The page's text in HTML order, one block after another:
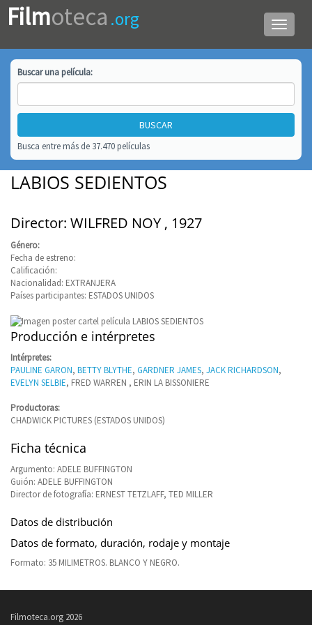
Menú
de
Filmoteca .org
Buscar unapelícula:
Busca entre más de 37.470 películas
LABIOS SEDIENTOS
Director: WILFRED NOY , 1927
Género:
Fecha de estreno:
Calificación:
Nacionalidad: EXTRANJERA
Países participantes: ESTADOS UNIDOS
Producción e intérpretes
Intérpretes:
PAULINE GARON, BETTY BLYTHE, GARDNER JAMES, JACK RICHARDSON,
EVELYN SELBIE, FRED WARREN , ERIN LA BISSONIERE
Productoras:
CHADWICK PICTURES (ESTADOS UNIDOS)
Ficha técnica
Argumento: ADELE BUFFINGTON
Guión: ADELE BUFFINGTON
Director de fotografía: ERNEST TETZLAFF, TED MILLER
Datos de distribución
Datos de formato, duración, rodaje y montaje
Formato: 35 MILIMETROS. BLANCO Y NEGRO.
Filmoteca.org 2026